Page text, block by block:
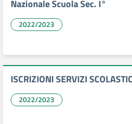
Nazionale Scuola Sec. I°
2022/2023
ISCRIZIONI SERVIZI
2022/2023